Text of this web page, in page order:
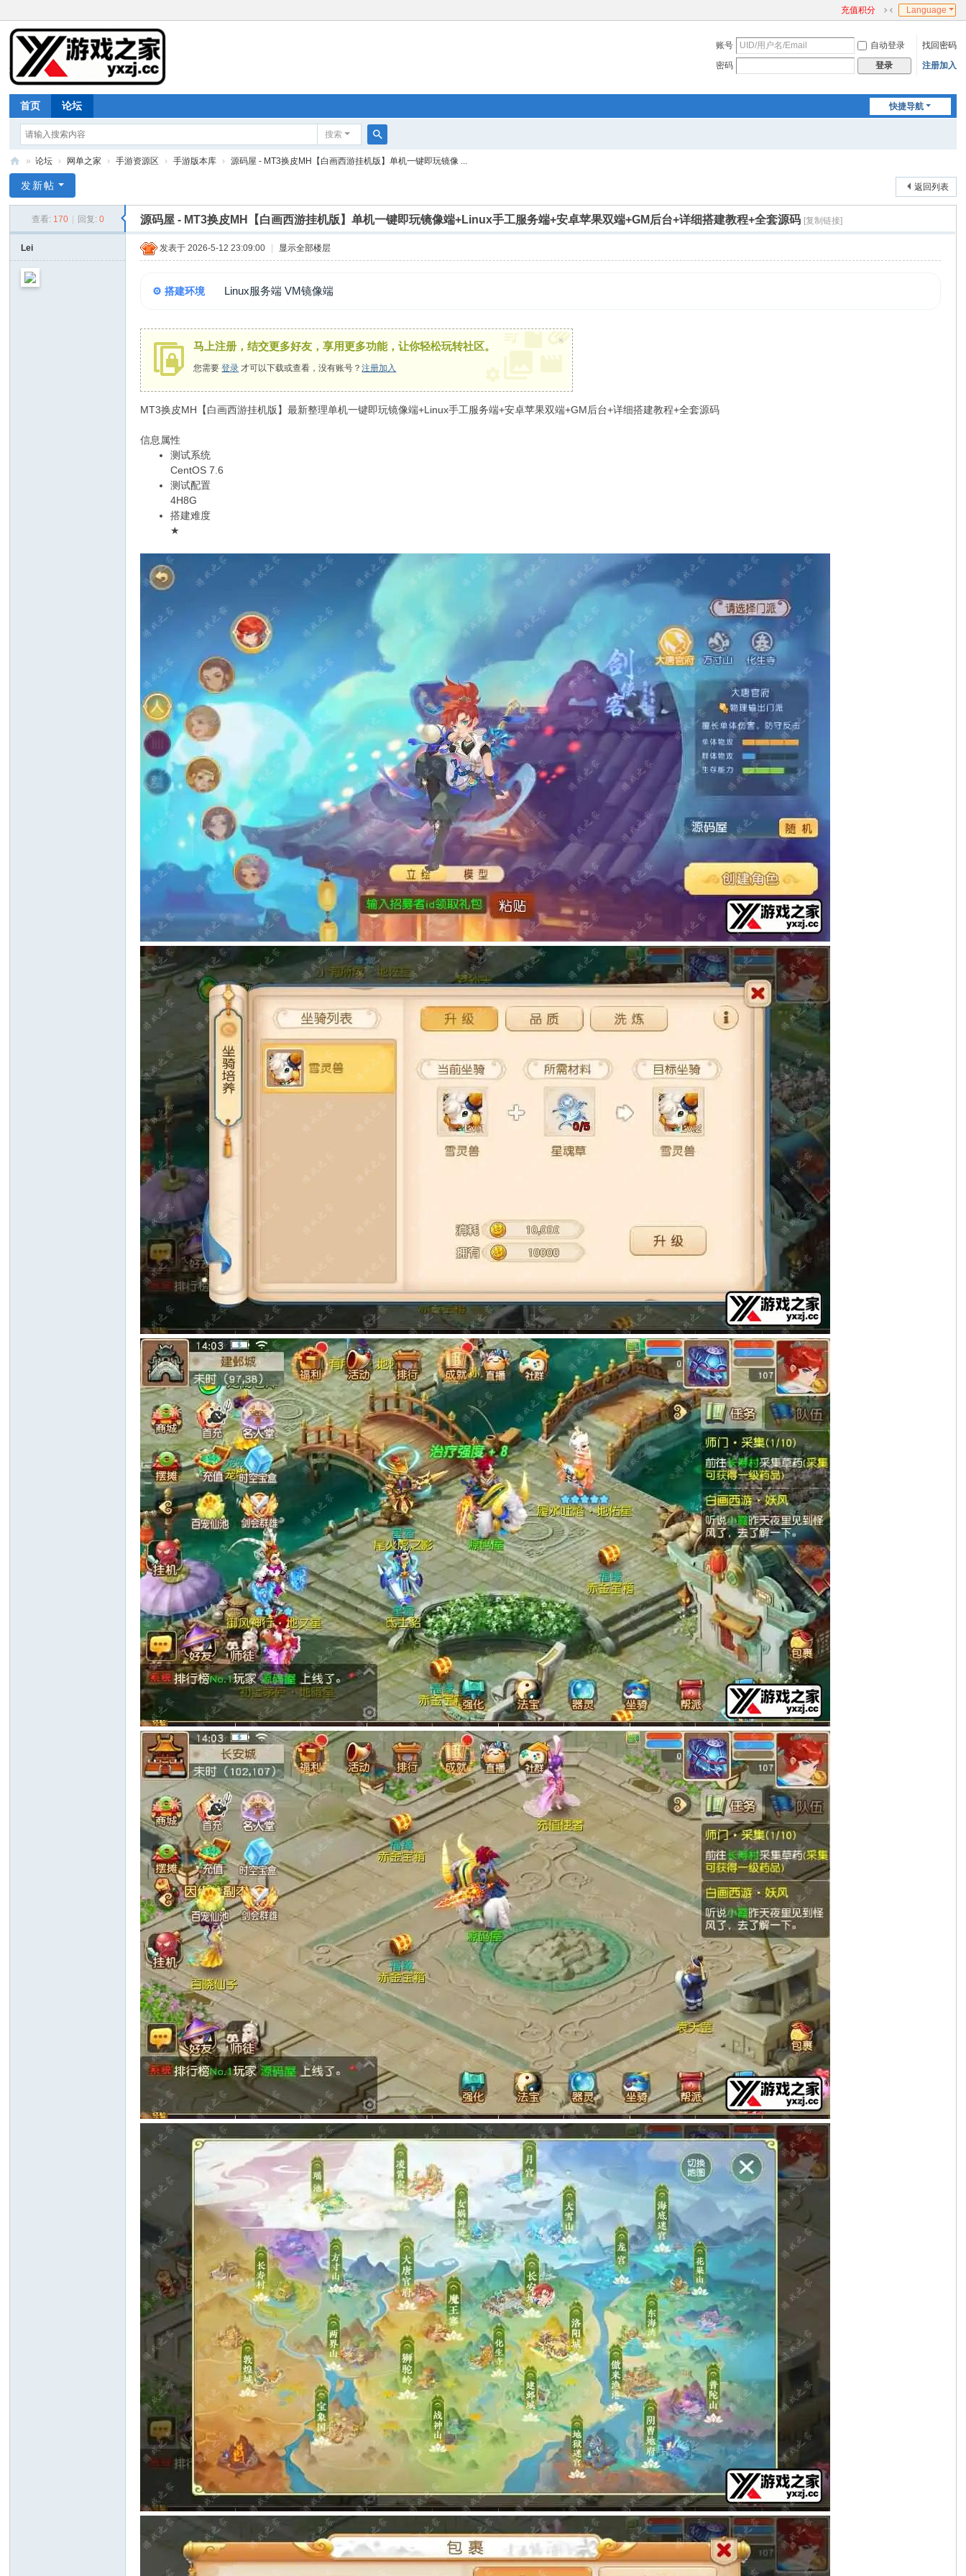
充值积分
切
到
窄
版
Language
账号 自动登录
找回密码
密码
登录 注册加入
快捷导航
首页 论坛
搜索
搜
戏
家
» 论坛 › 网单之家 › 手游资源区 › 手游版本库 › 源码屋 - MT3换皮MH【白画西游挂机版】单机一键即玩镜像 ...
返回列表
发新帖
查看: 170 回复: 0 源码屋 - MT3换皮MH【白画西游挂机版】单机一键即玩镜像端+Linux手工服务端+安卓苹果双端+GM后台+详细搭建教程+全套源码 [复制链接]
Lei 发表于 2026-5-12 23:09:00 显示全部楼层
⚙️ 搭建环境 Linux服务端 VM镜像端
马上注册，结交更多好友，享用更多功能，让你轻松玩转社区。
您需要登录 才可以下载或查看，没有账号？注册加入
×
MT3换皮MH【白画西游挂机版】最新整理单机一键即玩镜像端+Linux手工服务端+安卓苹果双端+GM后台+详细搭建教程+全套源码
信息属性
测试系统
CentOS 7.6
测试配置
4H8G
搭建难度
★